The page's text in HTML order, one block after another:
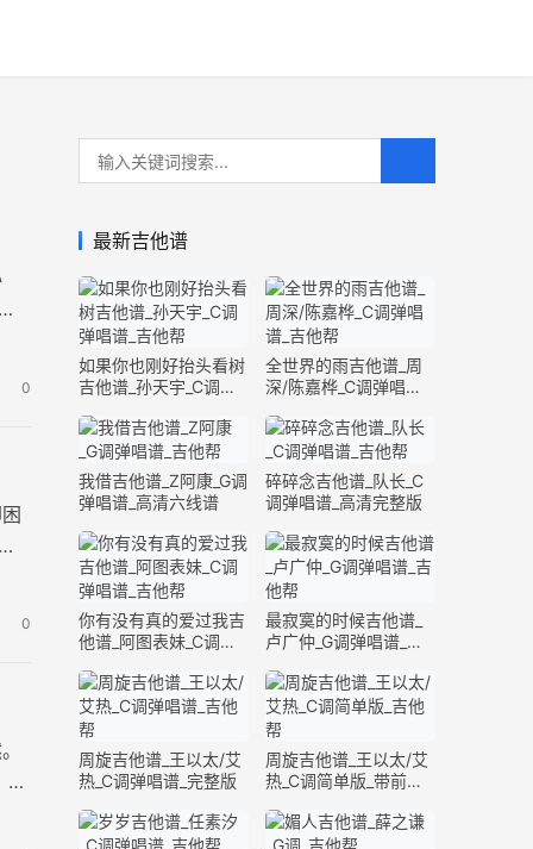
0
0
最新吉他谱
如果你也刚好抬头看树
吉他谱_孙天宇_C调弹
全世界的雨吉他谱_周
深/陈嘉桦_C调弹唱谱_
我借吉他谱_Z阿康_G调
弹唱谱_高清六线谱
碎碎念吉他谱_队长_C
调弹唱谱_高清完整版
你有没有真的爱过我吉
他谱_阿图表妹_C调弹
最寂寞的时候吉他谱_
卢广仲_G调弹唱谱_高
周旋吉他谱_王以太/艾
热_C调弹唱谱_完整版
周旋吉他谱_王以太/艾
热_C调简单版_带前奏